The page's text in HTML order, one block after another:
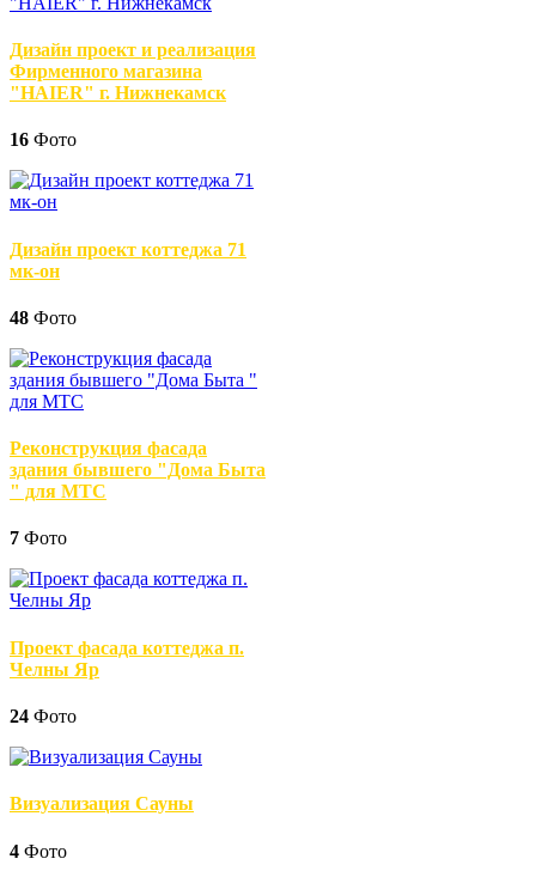
Дизайн проект и реализация
Фирменного магазина
"HAIER" г. Нижнекамск
16 Фото
Дизайн проект коттеджа 71
мк-он
48 Фото
Реконструкция фасада
здания бывшего "Дома Быта
" для МТС
7 Фото
Проект фасада коттеджа п.
Челны Яр
24 Фото
Визуализация Сауны
4 Фото